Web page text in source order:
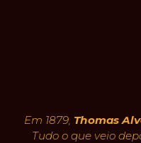
Em 1879, Thomas
Tudo o que veio